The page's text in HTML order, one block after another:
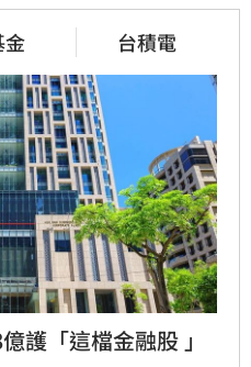
金 台積電
護「這檔金融股 」